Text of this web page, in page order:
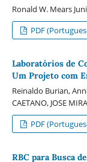
Ronald W. Mears
PDF
Laboratórios de
Um Projeto com
Reinaldo Burian,
CAETANO, JOSE
PDF
RBC para Busca